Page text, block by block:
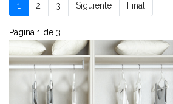
1 2 3 Siguiente Final
Página 1 de 3